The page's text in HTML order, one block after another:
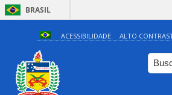
BRASIL
ACESSIBILIDADE ALTO